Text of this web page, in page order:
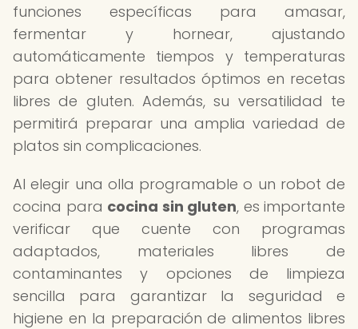
funciones específicas para amasar,
fermentar y hornear, ajustando
automáticamente tiempos y temperaturas
para obtener resultados óptimos en recetas
libres de gluten. Además, su versatilidad te
permitirá preparar una amplia variedad de
platos sin complicaciones.
Al elegir una olla programable o un robot de
cocina para cocina sin gluten, es importante
verificar que cuente con programas
adaptados, materiales libres de
contaminantes y opciones de limpieza
sencilla para garantizar la seguridad e
higiene en la preparación de alimentos libres